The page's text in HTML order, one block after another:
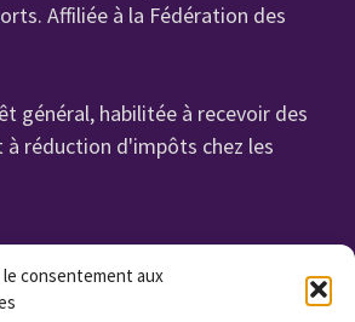
le consentement aux
Affiliée à la Fédération des
général, habilitée à recevoir des
réduction d'impôts chez les
N° 232 700 114 27
ne vaut pas agrément de l'état.